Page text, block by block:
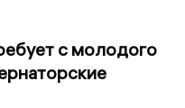
с молодого